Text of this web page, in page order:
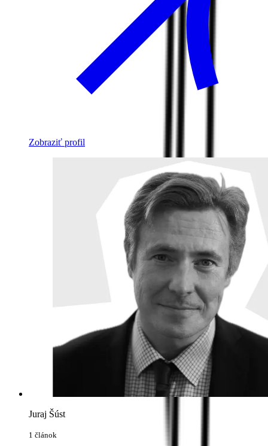
Zobraziť profil
Juraj Šúst
1 článok